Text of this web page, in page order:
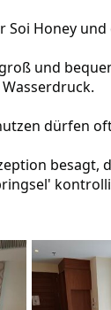
Honey
und
dürfen
besagt,